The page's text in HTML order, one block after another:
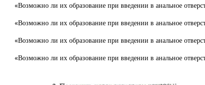
«Возможно ли их образование при введении в анальное
«Возможно ли их образование при введении в анальное
«Возможно ли их образование при введении в анальное
«Возможно ли их образование при введении в анальное